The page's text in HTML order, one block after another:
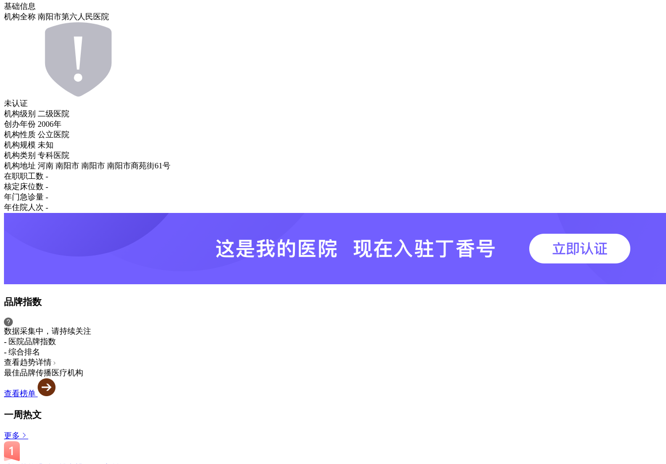
基础信息
机构全称 南阳市第六人民医院
未认证
机构级别 二级医院
创办年份 2006年
机构性质 公立医院
机构规模 未知
机构类别 专科医院
机构地址 河南 南阳市 南阳市 南阳市商苑街61号
在职职工数 -
核定床位数 -
年门急诊量 -
年住院人次 -
品牌指数
数据采集中，请持续关注
- 医院品牌指数
- 综合排名
查看趋势详情
最佳品牌传播医疗机构
查看榜单
一周热文
更多